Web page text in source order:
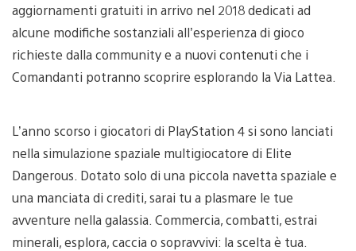
aggiornamenti gratuiti in arrivo nel 2018 dedicati ad
alcune modifiche sostanziali all’esperienza di gioco
richieste dalla community e a nuovi contenuti che i
Comandanti potranno scoprire esplorando la Via Lattea.
L’anno scorso i giocatori di PlayStation 4 si sono lanciati
nella simulazione spaziale multigiocatore di Elite
Dangerous. Dotato solo di una piccola navetta spaziale e
una manciata di crediti, sarai tu a plasmare le tue
avventure nella galassia. Commercia, combatti, estrai
minerali, esplora, caccia o sopravvivi: la scelta è tua.